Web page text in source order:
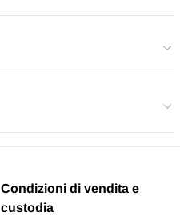
Condizioni di vendita e
custodia